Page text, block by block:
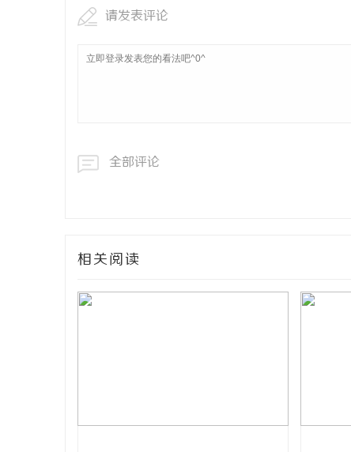
请发表评论
全部评论
相关阅读